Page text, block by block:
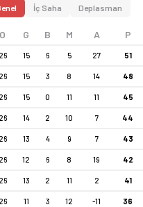
İç Saha Deplasman
O G B M A P
26 15 6 5 27 51
26 15 3 8 14 48
26 15 0 11 11 45
26 14 2 10 7 44
26 13 4 9 7 43
26 12 6 8 19 42
26 13 2 11 2 41
26 11 3 12 -11 36